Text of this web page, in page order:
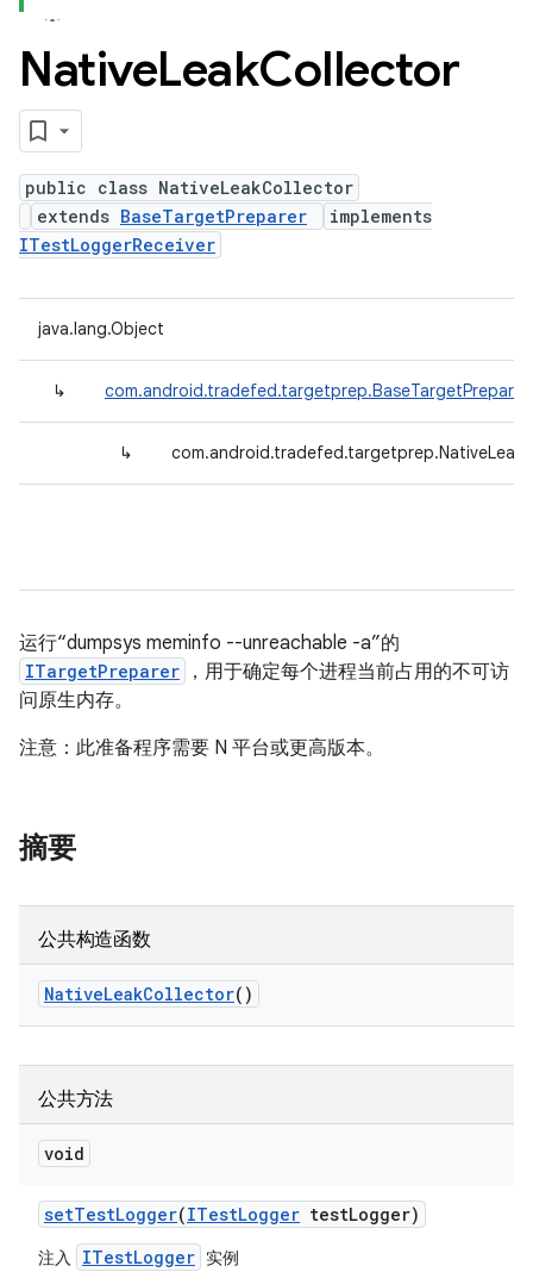
NativeLeakCollector
public class NativeLeakCollector
extends BaseTargetPreparer
implements
ITestLoggerReceiver
java.lang.Object
↳ com.android.tradefed.targetprep.BaseTargetPreparer
↳
运行“dumpsys meminfo --unreachable -a”的
ITargetPreparer
，用于确定每个进程当前占用的不可访
问原生内存。
注意：此准备程序需要 N 平台或更高版本。
摘要
公共构造函数
NativeLeakCollector()
公共方法
void
setTestLogger(ITestLogger testLogger)
注入 ITestLogger 实例